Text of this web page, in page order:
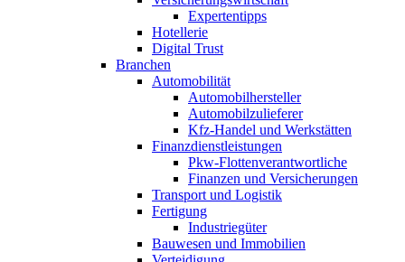
Expertentipps
Hotellerie
Digital Trust
Branchen
Automobilität
Automobilhersteller
Automobilzulieferer
Kfz-Handel und Werkstätten
Finanzdienstleistungen
Pkw‑Flottenverantwortliche
Finanzen und Versicherungen
Transport und Logistik
Fertigung
Industriegüter
Bauwesen und Immobilien